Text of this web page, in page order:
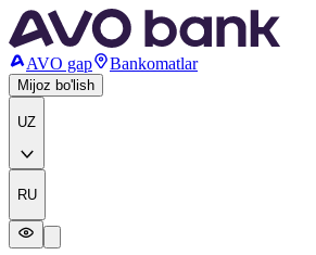
AVO gap Bankomatlar
Mijoz bo'lish
UZ
RU